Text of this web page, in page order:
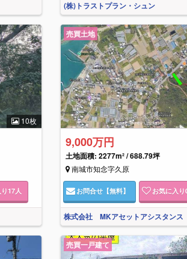
(株)トラストプラン・シュン
10枚
17人
売買土地
9,000万円
土地面積: 2277m² / 688.79坪
南城市知念字久原
お問合せ 【無料】 お気に入り
株式会社 MKアセットアシスタンス
売買一戸建て